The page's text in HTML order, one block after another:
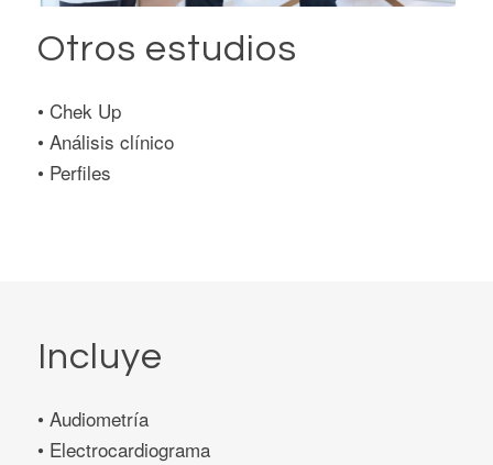
Otros estudios
• Chek Up
• Análisis clínico
• Perfiles
Incluye
• Audiometría
• Electrocardiograma